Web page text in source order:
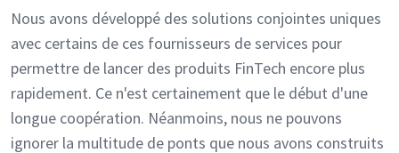
Nous avons développé des solutions conjointes uniques
avec certains de ces fournisseurs de services pour
permettre de lancer des produits FinTech encore plus
rapidement. Ce n'est certainement que le début d'une
longue coopération. Néanmoins, nous ne pouvons
ignorer la multitude de ponts que nous avons construits